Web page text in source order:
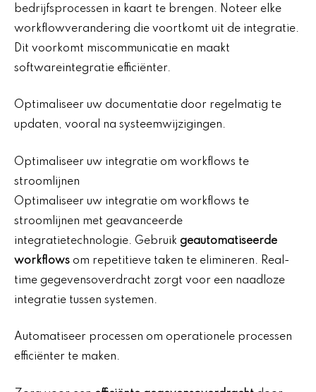
bedrijfsprocessen in kaart te brengen. Noteer elke
workflowverandering die voortkomt uit de integratie.
Dit voorkomt miscommunicatie en maakt
softwareintegratie efficiënter.
Optimaliseer uw documentatie door regelmatig te
updaten, vooral na systeemwijzigingen.
Optimaliseer uw integratie om workflows te
stroomlijnen
Optimaliseer uw integratie om workflows te
stroomlijnen met geavanceerde
integratietechnologie. Gebruik geautomatiseerde
workflows om repetitieve taken te elimineren. Real-
time gegevensoverdracht zorgt voor een naadloze
integratie tussen systemen.
Automatiseer processen om operationele processen
efficiënter te maken.